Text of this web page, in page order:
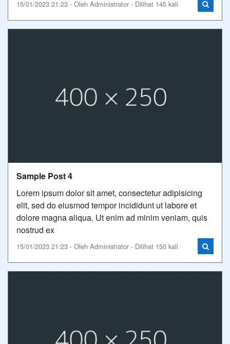
15/01/2023 21:23 - Oleh Administrator - Dilihat 145 kali
Sample Post 4
Lorem ipsum dolor sit amet, consectetur adipisicing
elit, sed do eiusmod tempor incididunt ut labore et
dolore magna aliqua. Ut enim ad minim veniam, quis
nostrud ex
15/01/2023 21:23 - Oleh Administrator - Dilihat 150 kali